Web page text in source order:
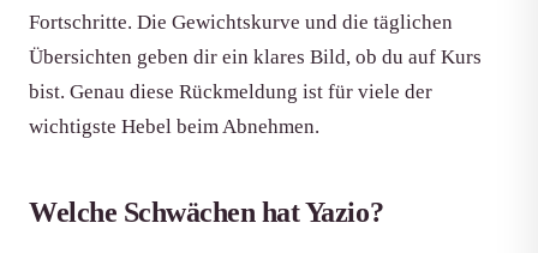
Fortschritte. Die Gewichtskurve und die täglichen
Übersichten geben dir ein klares Bild, ob du auf Kurs
bist. Genau diese Rückmeldung ist für viele der
wichtigste Hebel beim Abnehmen.
Welche Schwächen hat Yazio?